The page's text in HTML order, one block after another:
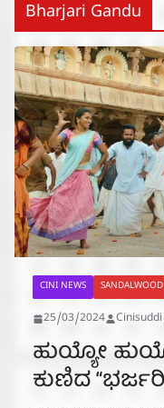
Bharjari Gandu
CINI NEWS SANDALWOOD
25/03/2024
ಹುಯ್ಯೋ
ಕುಣಿದ